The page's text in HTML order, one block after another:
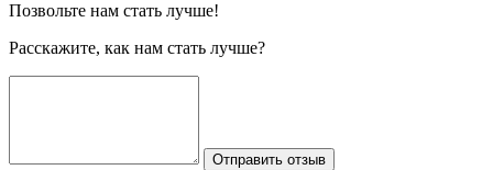
Позвольте нам стать лучше!
Расскажите, как нам стать лучше?
Отправить отзыв